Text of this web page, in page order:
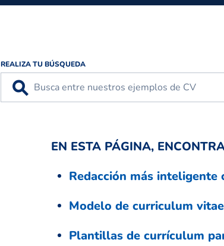
REALIZA TU BÚSQUEDA
⚲
EN ESTA PÁGINA,
Redacción más inteligente
Modelo de curriculum
Plantillas de currículum